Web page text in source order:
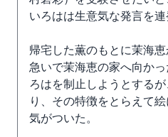
いろはは生意気な発言を
帰宅した薫のもとに茉海
急いで茉海恵の家へ向か
ろはを制止しようとする
り、その特徴をとらえて
気がついた。